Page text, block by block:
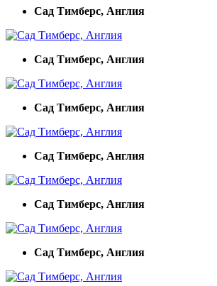
Сад Тимберс, Англия
Сад Тимберс, Англия
Сад Тимберс, Англия
Сад Тимберс, Англия
Сад Тимберс, Англия
Сад Тимберс, Англия